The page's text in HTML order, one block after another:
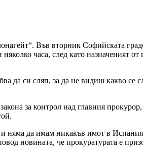
Във вторник Софийската
часа, след като
да си сляп, за да не видиш какво се
за контрол над главния
да имам никакъв имот в
новината, че прокуратурата е